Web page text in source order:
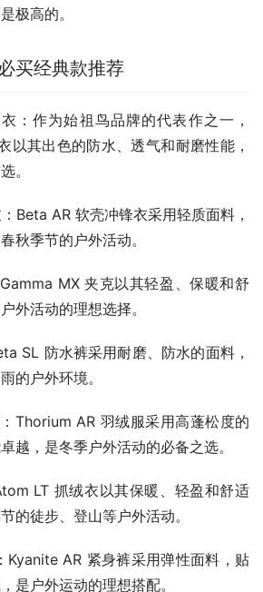
极高的。
买经典款推荐
：作为始祖鸟品牌的代表作之一，
以其出色的防水、透气和耐磨性能，
。
Beta AR 软壳冲锋衣采用轻质面料，
秋季节的户外活动。
MX 夹克以其轻盈、保暖和舒
外活动的理想选择。
SL 防水裤采用耐磨、防水的面料，
的户外环境。
Thorium AR 羽绒服采用高蓬松度的
越，是冬季户外活动的必备之选。
LT 抓绒衣以其保暖、轻盈和舒适
的徒步、登山等户外活动。
Kyanite AR 紧身裤采用弹性面料，贴
是户外运动的理想搭配。